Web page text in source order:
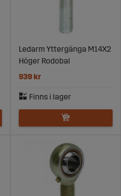
Ledarm Yttergänga M14X2
Höger Rodobal
939 kr